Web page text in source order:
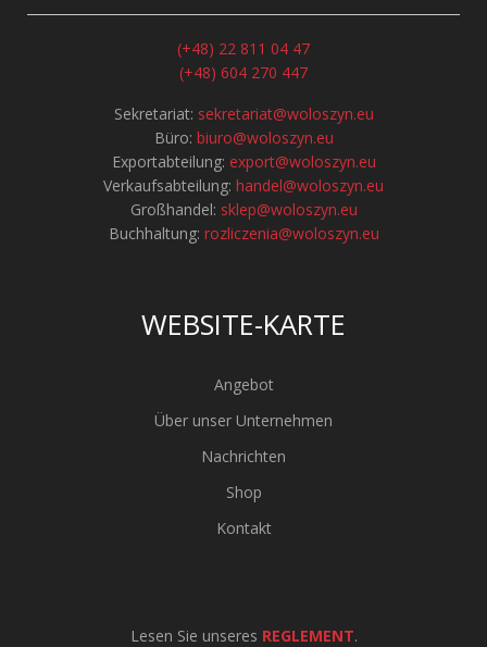
(+48) 22 811 04 47
(+48) 604 270 447
Sekretariat: sekretariat@woloszyn.eu
Büro: biuro@woloszyn.eu
Exportabteilung: export@woloszyn.eu
Verkaufsabteilung: handel@woloszyn.eu
Großhandel: sklep@woloszyn.eu
Buchhaltung: rozliczenia@woloszyn.eu
WEBSITE-KARTE
Angebot
Über unser Unternehmen
Nachrichten
Shop
Kontakt
Lesen Sie unseres REGLEMENT.